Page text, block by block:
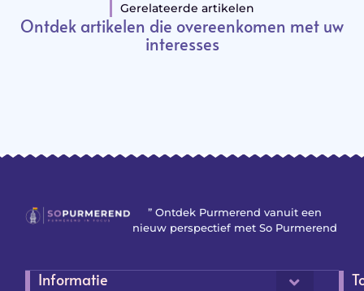
Gerelateerde artikelen
Ontdek artikelen die overeenkomen met uw
interesses
” Ontdek Purmerend vanuit een
nieuw perspectief met So Purmerend
Informatie